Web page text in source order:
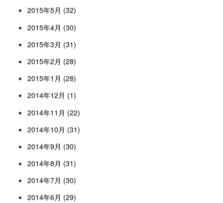
2015年5月 (32)
2015年4月 (30)
2015年3月 (31)
2015年2月 (28)
2015年1月 (28)
2014年12月 (1)
2014年11月 (22)
2014年10月 (31)
2014年9月 (30)
2014年8月 (31)
2014年7月 (30)
2014年6月 (29)